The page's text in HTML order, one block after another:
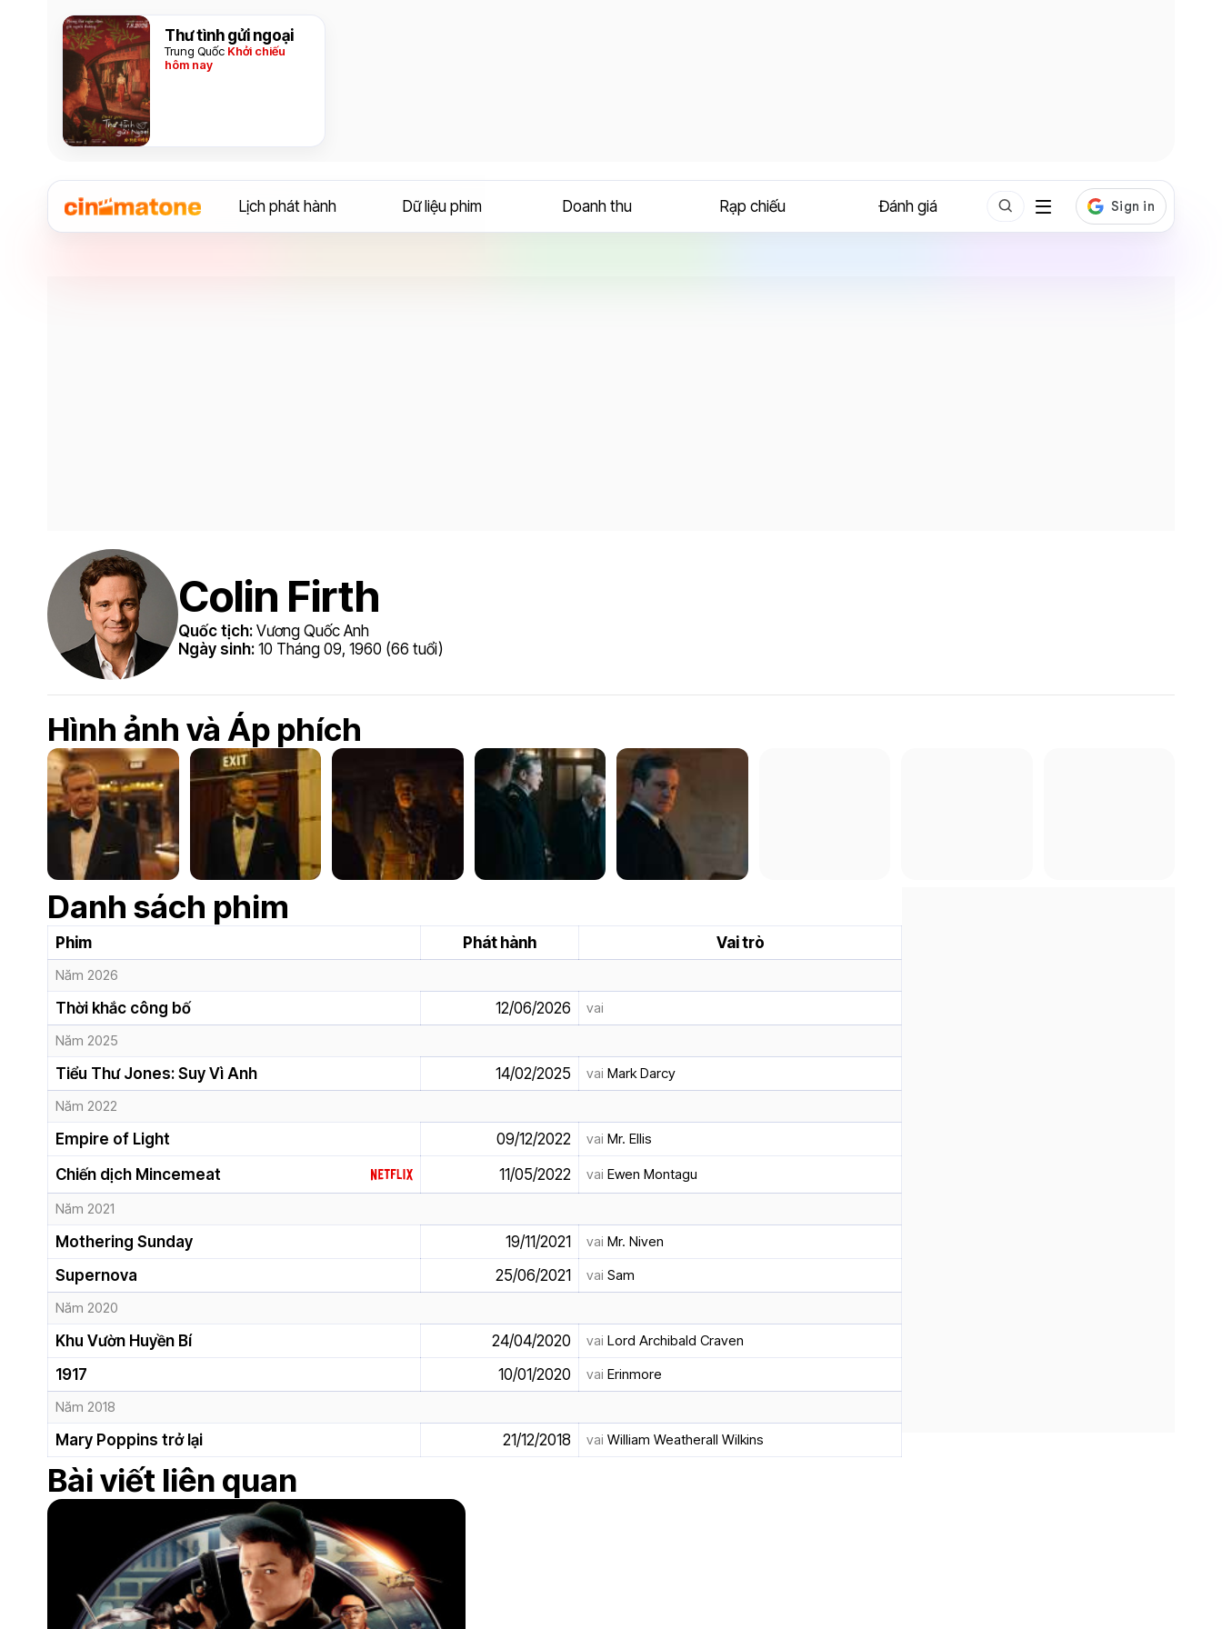
Thư tình gửi ngoại
Trung Quốc Khởi chiếu
hôm nay
Lịch phát hành Dữ liệu phim Doanh thu Rạp chiếu Đánh giá
Colin Firth
Quốc tịch: Vương Quốc Anh
Ngày sinh: 10 Tháng 09, 1960 (66 tuổi)
Hình ảnh và Áp phích
Danh sách phim
Phim Phát hành Vai trò
Năm 2026
Thời khắc công bố 12/06/2026
vai
Năm 2025
Tiểu Thư Jones: Suy Vì Anh 14/02/2025 vai Mark Darcy
Năm 2022
Empire of Light 09/12/2022 vai Mr. Ellis
Chiến dịch Mincemeat 11/05/2022 vai Ewen Montagu
Năm 2021
Mothering Sunday 19/11/2021 vai Mr. Niven
Supernova 25/06/2021 vai Sam
Năm 2020
Khu Vườn Huyền Bí 24/04/2020 vai Lord Archibald Craven
1917 10/01/2020 vai Erinmore
Năm 2018
Mary Poppins trở lại 21/12/2018 vai William Weatherall Wilkins
Bài viết liên quan